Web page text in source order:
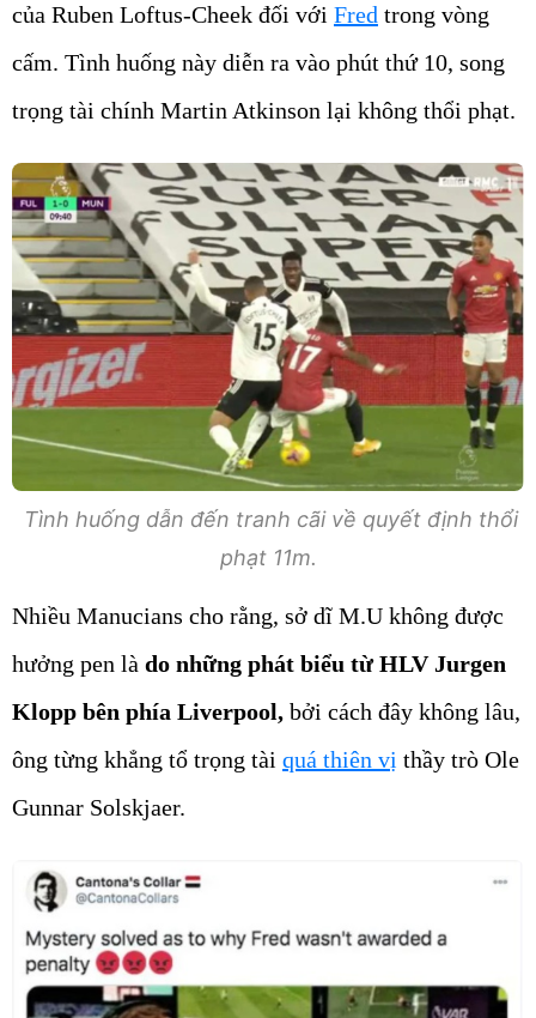
của Ruben Loftus-Cheek đối với Fred trong vòng
cấm. Tình huống này diễn ra vào phút thứ 10, song
trọng tài chính Martin Atkinson lại không thổi phạt.
Tình huống dẫn đến tranh cãi về quyết định thổi
phạt 11m.
Nhiều Manucians cho rằng, sở dĩ M.U không được
hưởng pen là do những phát biểu từ HLV Jurgen
Klopp bên phía Liverpool, bởi cách đây không lâu,
ông từng khẳng tổ trọng tài quá thiên vị thầy trò Ole
Gunnar Solskjaer.